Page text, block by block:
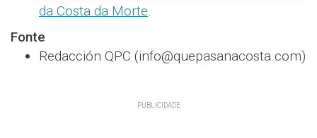
da Costa da Morte.
Fonte
Redacción QPC (info@quepasanacosta.com)